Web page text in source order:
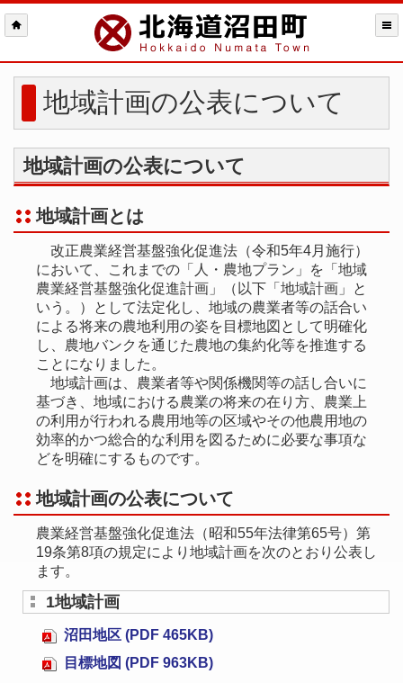
地域計画の公表について
地域計画の公表について
地域計画とは
改正農業経営基盤強化促進法（令和5年4月施行）
において、これまでの「人・農地プラン」を「地域
農業経営基盤強化促進計画」（以下「地域計画」と
いう。）として法定化し、地域の農業者等の話合い
による将来の農地利用の姿を目標地図として明確化
し、農地バンクを通じた農地の集約化等を推進する
ことになりました。
地域計画は、農業者等や関係機関等の話し合いに
基づき、地域における農業の将来の在り方、農業上
の利用が行われる農用地等の区域やその他農用地の
効率的かつ総合的な利用を図るために必要な事項な
どを明確にするものです。
地域計画の公表について
農業経営基盤強化促進法（昭和55年法律第65号）第
19条第8項の規定により地域計画を次のとおり公表し
ます。
1地域計画
沼田地区 (PDF 465KB)
目標地図 (PDF 963KB)